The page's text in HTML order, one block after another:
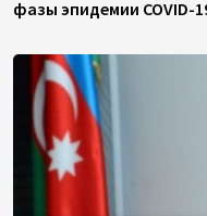
фазы эпидемии COVID-